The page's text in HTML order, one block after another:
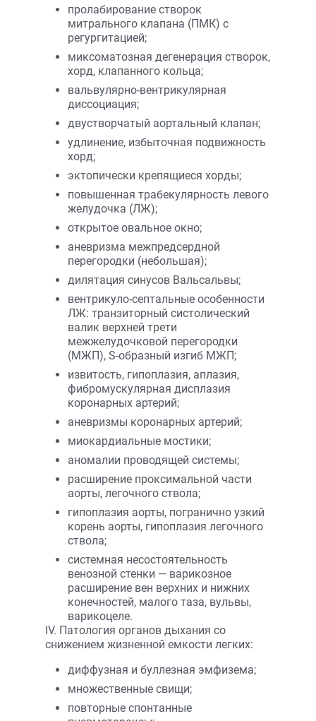
пролабирование створок
митрального клапана (ПМК) с
регургитацией;
миксоматозная дегенерация створок,
хорд, клапанного кольца;
вальвулярно-вентрикулярная
диссоциация;
двустворчатый аортальный клапан;
удлинение, избыточная подвижность
хорд;
эктопически крепящиеся хорды;
повышенная трабекулярность левого
желудочка (ЛЖ);
открытое овальное окно;
аневризма межпредсердной
перегородки (небольшая);
дилятация синусов Вальсальвы;
вентрикуло-септальные особенности
ЛЖ: транзиторный систолический
валик верхней трети
межжелудочковой перегородки
(МЖП), S-образный изгиб МЖП;
извитость, гипоплазия, аплазия,
фибромускулярная дисплазия
коронарных артерий;
аневризмы коронарных артерий;
миокардиальные мостики;
аномалии проводящей системы;
расширение проксимальной части
аорты, легочного ствола;
гипоплазия аорты, погранично узкий
корень аорты, гипоплазия легочного
ствола;
системная несостоятельность
венозной стенки — варикозное
расширение вен верхних и нижних
конечностей, малого таза, вульвы,
варикоцеле.
IV. Патология органов дыхания со
снижением жизненной емкости легких:
диффузная и буллезная эмфизема;
множественные свищи;
повторные спонтанные